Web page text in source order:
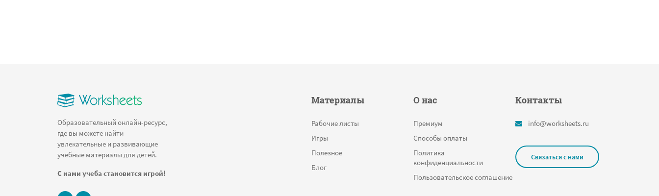
Образовательный онлайн-ресурс,
где вы можете найти
увлекательные и развивающие
учебные материалы для детей.
С нами учеба становится игрой!
Материалы
Рабочие листы
Игры
Полезное
Блог
О нас
Премиум
Способы оплаты
Политика
конфиденциальности
Пользовательское соглашение
Контакты
info@worksheets.ru
Связаться с нами